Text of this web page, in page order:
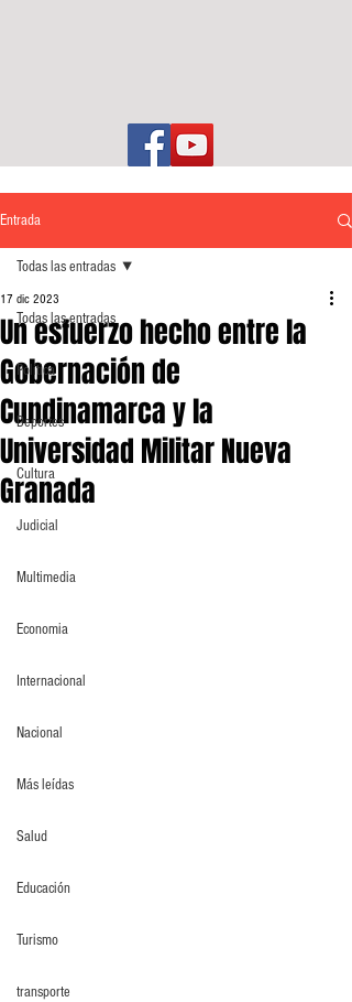
Entrada
Todas las entradas
Política
Deportes
Cultura
Judicial
Multimedia
Economia
Internacional
Nacional
Más leídas
Salud
Educación
Turismo
transporte
Todas las entradas
Un esfuerzo hecho entre la
Gobernación de
Cundinamarca y la
Universidad Militar Nueva
Granada
17 dic 2023